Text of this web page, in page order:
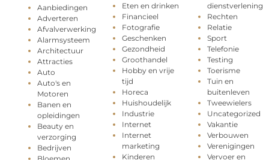
Aanbiedingen
Adverteren
Afvalverwerking
Alarmsysteem
Architectuur
Attracties
Auto
Auto's en
Motoren
Banen en
opleidingen
Beauty en
verzorging
Bedrijven
Eten en drinken
Financieel
Fotografie
Geschenken
Gezondheid
Groothandel
Hobby en vrije
tijd
Horeca
Huishoudelijk
Industrie
Internet
Internet
marketing
Kinderen
dienstverlening
Rechten
Relatie
Sport
Telefonie
Testing
Toerisme
Tuin en
buitenleven
Tweewielers
Uncategorized
Vakantie
Verbouwen
Verenigingen
Vervoer en